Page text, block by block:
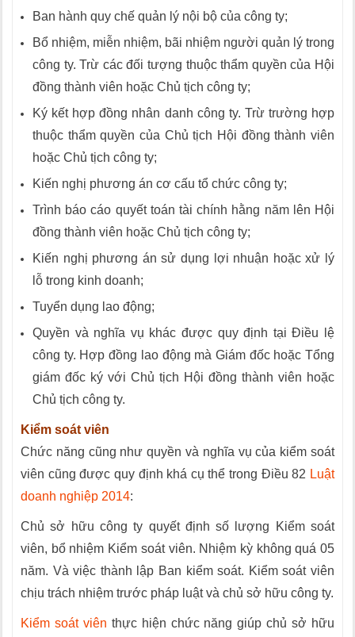
Ban hành quy chế quản lý nội bộ của công ty;
Bổ nhiệm, miễn nhiệm, bãi nhiệm người quản lý trong
công ty. Trừ các đối tượng thuộc thẩm quyền của Hội
đồng thành viên hoặc Chủ tịch công ty;
Ký kết hợp đồng nhân danh công ty. Trừ trường hợp
thuộc thẩm quyền của Chủ tịch Hội đồng thành viên
hoặc Chủ tịch công ty;
Kiến nghị phương án cơ cấu tổ chức công ty;
Trình báo cáo quyết toán tài chính hằng năm lên Hội
đồng thành viên hoặc Chủ tịch công ty;
Kiến nghị phương án sử dụng lợi nhuận hoặc xử lý
lỗ trong kinh doanh;
Tuyển dụng lao động;
Quyền và nghĩa vụ khác được quy định tại Điều lệ
công ty. Hợp đồng lao động mà Giám đốc hoặc Tổng
giám đốc ký với Chủ tịch Hội đồng thành viên hoặc
Chủ tịch công ty.
Kiểm soát viên
Chức năng cũng như quyền và nghĩa vụ của kiểm soát
viên cũng được quy định khá cụ thể trong Điều 82 Luật
doanh nghiệp 2014:
Chủ sở hữu công ty quyết định số lượng Kiểm soát
viên, bổ nhiệm Kiểm soát viên. Nhiệm kỳ không quá 05
năm. Và việc thành lập Ban kiểm soát. Kiểm soát viên
chịu trách nhiệm trước pháp luật và chủ sở hữu công ty.
Kiểm soát viên thực hiện chức năng giúp chủ sở hữu